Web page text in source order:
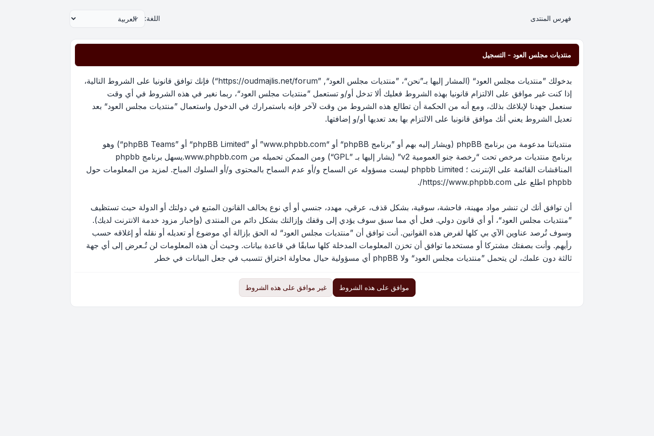
فهرس المنتدى اللغة:
منتديات مجلس العود - التسجيل
بدخولك ”منتديات مجلس العود“ (المشار إليها بـ”نحن“، ”منتديات مجلس العود“, ”https://oudmajlis.net/forum“) فإنك توافق قانونيا على الشروط التالية،
إذا كنت غير موافق على الالتزام قانونيا بهذه الشروط فعليك ألا تدخل أو/و تستعمل ”منتديات مجلس العود“، ربما نغير في هذه الشروط في أي وقت
سنعمل جهدنا لإبلاغك بذلك، ومع أنه من الحكمة أن تطالع هذه الشروط من وقت لآخر فإنه باستمرارك في الدخول واستعمال ”منتديات مجلس العود“ بعد
تعديل الشروط يعني أنك موافق قانونيا على الالتزام بها بعد تعديها أو/و إضافتها.
منتدياتنا مدعومة من برنامج phpBB (ويشار إليه بهم أو ”برنامج phpBB“ أو “www.phpbb.com” أو ”phpBB Limited“ أو ”phpBB Teams“) وهو
برنامج منتديات مرخص تحت “رخصة جنو العمومية v2 ” (يشار إليها بـ ”GPL“) ومن الممكن تحميله من www.phpbb.com
.يسهل برنامج phpbb
المناقشات القائمة على الإنترنت ؛ phpbb Limited ليست مسؤوله عن السماح و/أو عدم السماح بالمحتوى و/أو السلوك المباح. لمزيد من المعلومات حول
phpbb اطلع على
https://www.phpbb.com/
.
أن توافق أنك لن تنشر مواد مهينة، فاحشة، سوقية، بشكل قذف، عرقي، مهدد، جنسي أو أي نوع يخالف القانون المتبع في دولتك أو الدولة حيث تستظيف
”منتديات مجلس العود“، أو أي قانون دولي. فعل أي مما سبق سوف يؤدي إلى وقفك وإزالتك بشكل دائم من المنتدى (وإخبار مزود خدمة الانترنت لديك).
وسوف تُرصد عناوين الآي بي كلها لفرض هذه القوانين. أنت توافق أن ”منتديات مجلس العود“ له الحق بإزالة أي موضوع أو تعديله أو نقله أو إغلاقه حسب
رأيهم. وأنت بصفتك مشتركا أو مستخدما توافق أن تخزن المعلومات المدخلة كلها سابقًا في قاعدة بيانات. وحيث أن هذه المعلومات لن تُـعرض إلى أي جهة
ثالثة دون علمك، لن يتحمل ”منتديات مجلس العود“ ولا phpBB أي مسؤولية حيال محاولة اختراق تتسبب في جعل البيانات في خطر
موافق على هذه الشروط غير موافق على هذه الشروط